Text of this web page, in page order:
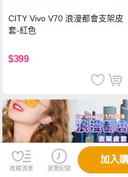
CITY Vivo V70 浪漫都會支架皮
套-紅色
$399
收藏清單 瀏覽紀錄
加入